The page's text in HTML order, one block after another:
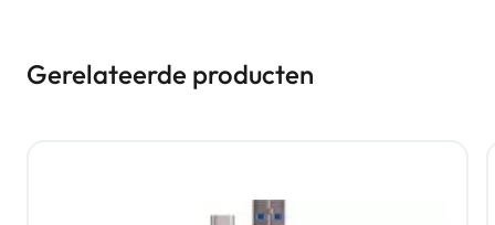
Gerelateerde producten